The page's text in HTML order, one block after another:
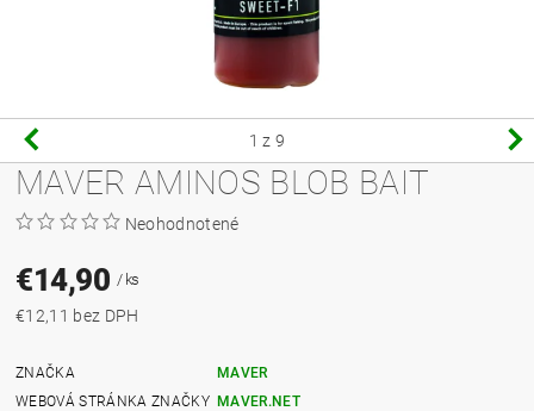
1 z 9
MAVER AMINOS BLOB BAIT
Neohodnotené
€14,90 / ks
€12,11 bez DPH
ZNAČKA
MAVER
WEBOVÁ STRÁNKA ZNAČKY MAVER.NET